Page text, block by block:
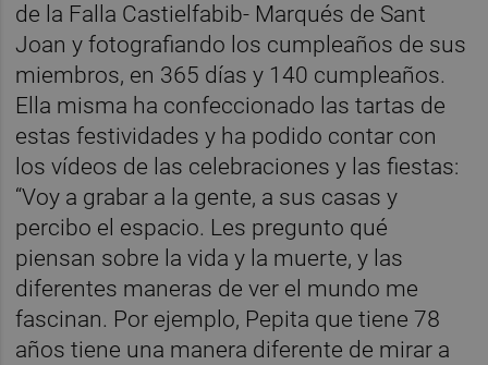
de la Falla Castielfabib- Marqués de Sant
Joan y fotografiando los cumpleaños de sus
miembros, en 365 días y 140 cumpleaños.
Ella misma ha confeccionado las tartas de
estas festividades y ha podido contar con
los vídeos de las celebraciones y las fiestas:
“Voy a grabar a la gente, a sus casas y
percibo el espacio. Les pregunto qué
piensan sobre la vida y la muerte, y las
diferentes maneras de ver el mundo me
fascinan. Por ejemplo, Pepita que tiene 78
años tiene una manera diferente de mirar a